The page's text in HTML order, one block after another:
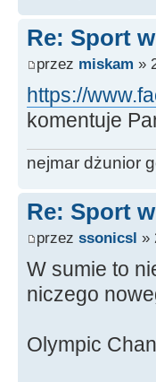
Re: Sport
przez miskam »
https://
komentuje
nejmar dżunior
Re: Sport
przez ssonicsl »
W sumie to
niczego
Olympic